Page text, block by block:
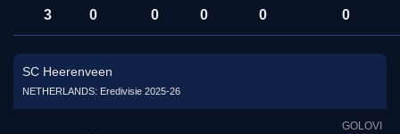
3 0 0 0 0 0
SC Heerenveen
NETHERLANDS: Eredivisie 2025-26
GOLOVI